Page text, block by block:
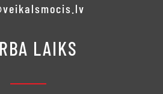
LAIKS